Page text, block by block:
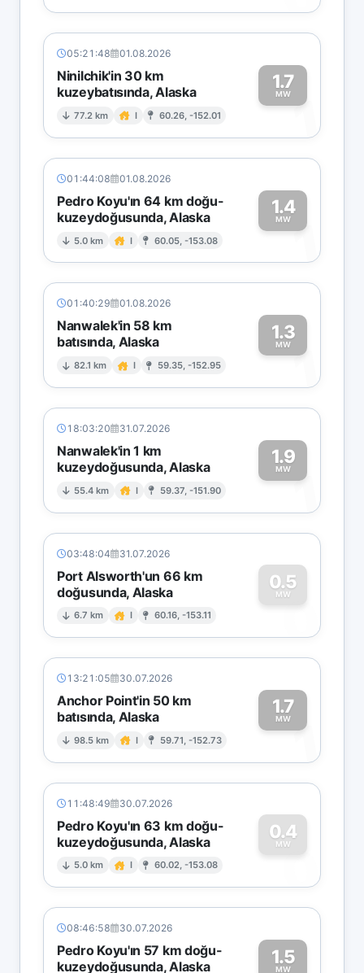
05:21:48 01.08.2026
Ninilchik'in 30 km
kuzeybatısında, Alaska
77.2 km I 60.26, -152.01
1.7
MW1
01:44:08 01.08.2026
Pedro Koyu'ın 64 km doğu-
kuzeydoğusunda, Alaska
5.0 km I 60.05, -153.08
1.4
MW1
01:40:29 01.08.2026
Nanwalek'in 58 km
batısında, Alaska
82.1 km I 59.35, -152.95
1.3
MW1
18:03:20 31.07.2026
Nanwalek'in 1 km
kuzeydoğusunda, Alaska
55.4 km I 59.37, -151.90
1.9
MW1
03:48:04 31.07.2026
Port Alsworth'un 66 km
doğusunda, Alaska
6.7 km I 60.16, -153.11
0.5
MW
0
13:21:05 30.07.2026
Anchor Point'in 50 km
batısında, Alaska
98.5 km I 59.71, -152.73
1.7
MW1
11:48:49 30.07.2026
Pedro Koyu'ın 63 km doğu-
kuzeydoğusunda, Alaska
5.0 km I 60.02, -153.08
0.4
MW
0
08:46:58 30.07.2026
Pedro Koyu'ın 57 km doğu-
kuzeydoğusunda, Alaska
1.5
MW